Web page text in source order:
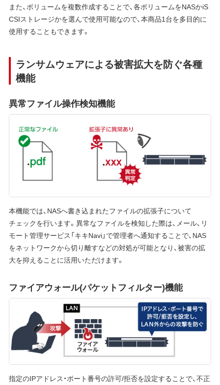
また、ボリュームを複数作成することで、各ボリュームをNASかiS
CSIストレージかを選んで使用可能なので、本商品1台を多目的に
使用することもできます。
ランサムウェアによる被害拡大を防ぐ各種
機能
異常ファイル操作検知機能
本機能では、NASへ書き込まれたファイルの拡張子について
チェックを行います。異常なファイルを検知した際は、メール、リ
モート管理サービス「キキNavi」で管理者へ通知することで、NAS
をネットワークから切り離すなどの対処が可能となり、被害の拡
大を抑えることに活用いただけます。
ファイアウォール(パケットフィルター)機能
指定のIPアドレス・ポート番号の許可/拒否を設定することで、不正